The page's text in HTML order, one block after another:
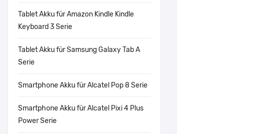
Tablet Akku für Amazon Kindle Kindle
Keyboard 3 Serie
Tablet Akku für Samsung Galaxy Tab A
Serie
Smartphone Akku für Alcatel Pop 8 Serie
Smartphone Akku für Alcatel Pixi 4 Plus
Power Serie